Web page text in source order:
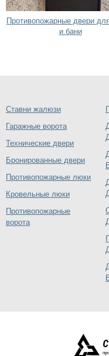
Противопожарные двери
и бани
Ставни жалюзи
Гаражные ворота
Технические двери
Бронированные двери
Противопожарные люки
Кровельные люки
Противопожарные
ворота